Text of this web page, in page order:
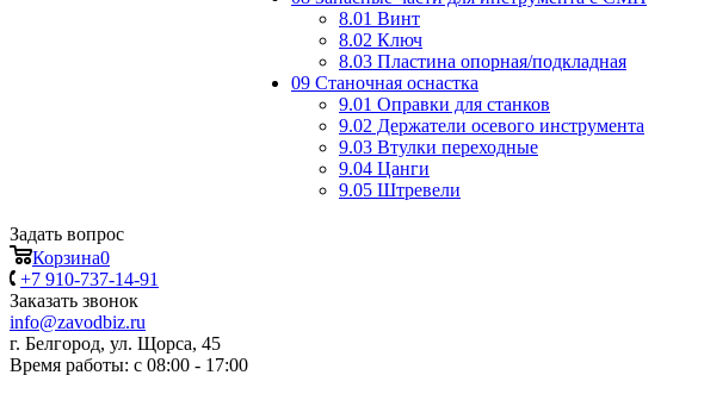
8.01 Винт
8.02 Ключ
8.03 Пластина опорная/подкладная
09 Станочная оснастка
9.01 Оправки для станков
9.02 Держатели осевого инструмента
9.03 Втулки переходные
9.04 Цанги
9.05 Штревели
Задать вопрос
Корзина0
+7 910-737-14-91
Заказать звонок
info@zavodbiz.ru
г. Белгород, ул. Щорса, 45
Время работы: с 08:00 - 17:00